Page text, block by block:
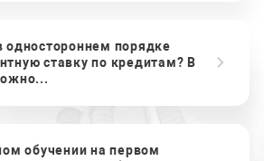
одностороннем порядке
ставку по кредитам? В
обучении на первом